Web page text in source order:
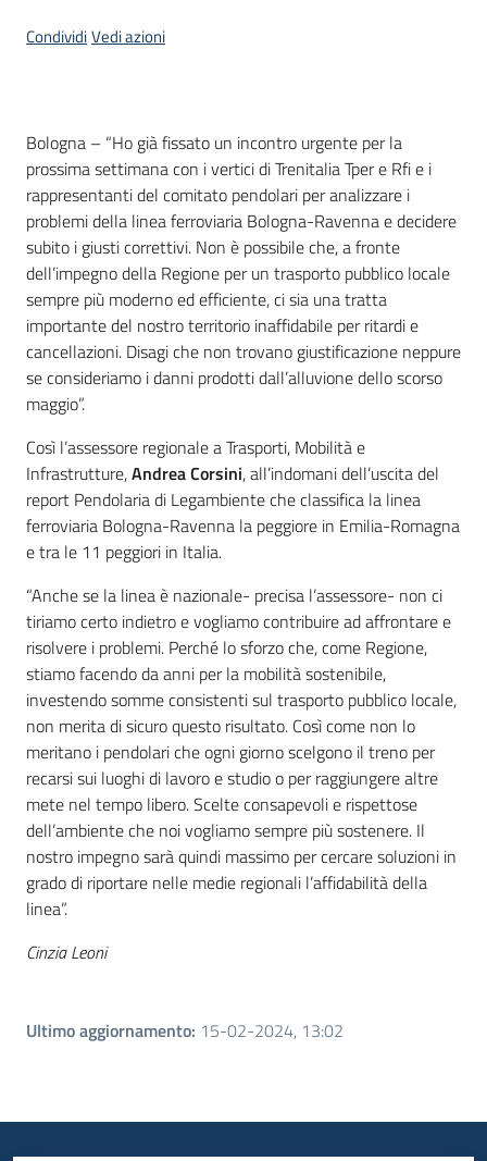
CondividiVedi azioni
Contenuto
Bologna – “Ho già fissato un incontro urgente per la
prossima settimana con i vertici di Trenitalia Tper e Rfi e i
rappresentanti del comitato pendolari per analizzare i
problemi della linea ferroviaria Bologna-Ravenna e decidere
subito i giusti correttivi. Non è possibile che, a fronte
dell’impegno della Regione per un trasporto pubblico locale
sempre più moderno ed efficiente, ci sia una tratta
importante del nostro territorio inaffidabile per ritardi e
cancellazioni. Disagi che non trovano giustificazione neppure
se consideriamo i danni prodotti dall’alluvione dello scorso
maggio”.
Così l’assessore regionale a Trasporti, Mobilità e
Infrastrutture,Andrea Corsini, all’indomani dell’uscita del
report Pendolaria di Legambiente che classifica la linea
ferroviaria Bologna-Ravenna la peggiore in Emilia-Romagna
e tra le 11 peggiori in Italia.
“Anche se la linea è nazionale- precisa l’assessore- non ci
tiriamo certo indietro e vogliamo contribuire ad affrontare e
risolvere i problemi. Perché lo sforzo che, come Regione,
stiamo facendo da anni per la mobilità sostenibile,
investendo somme consistenti sul trasporto pubblico locale,
non merita di sicuro questo risultato. Così come non lo
meritano i pendolari che ogni giorno scelgono il treno per
recarsi sui luoghi di lavoro e studio o per raggiungere altre
mete nel tempo libero. Scelte consapevoli e rispettose
dell’ambiente che noi vogliamo sempre più sostenere. Il
nostro impegno sarà quindi massimo per cercare soluzioni in
grado di riportare nelle medie regionali l’affidabilità della
linea”.
Cinzia Leoni
Ultimo aggiornamento: 15-02-2024, 13:02